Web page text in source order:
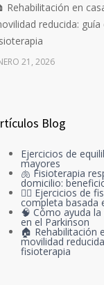
Rehabilitación en
reducida:
21, 2026
Blog
Ejercicios de
mayores
🫁 Fisioterapia
domicilio:
🏋️‍♀️ Ejercicios de
completa basada
🧠 Cómo ayuda
en el Parkinson
🏠 Rehabilitación
movilidad
fisioterapia